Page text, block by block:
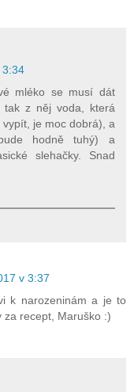
3:34
mléko se musí dát
z něj voda, která
je moc dobrá), a
hodně tuhý) a
slehačky. Snad
v 3:37
k narozeninám a je to
za recept, Maruško :)